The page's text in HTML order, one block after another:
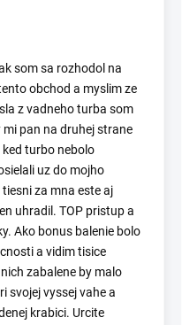
som sa rozhodol na
obchod a myslim ze
z vadneho turba som
pan na druhej strane
turbo nebolo
uz do mojho
za mna este aj
uhradil. TOP pristup a
Ako bonus balenie bolo
a vidim tisice
zabalene by malo
svojej vyssej vahe a
krabici. Urcite